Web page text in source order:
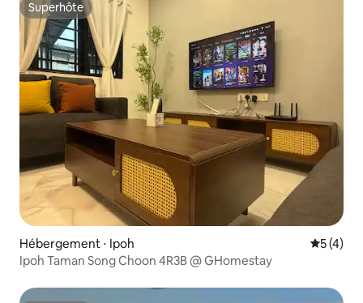
Superhôte
Superhôte
Hébergement ⋅ Ipoh
5 (4)
Ipoh Taman Song Choon 4R3B @ GHomestay